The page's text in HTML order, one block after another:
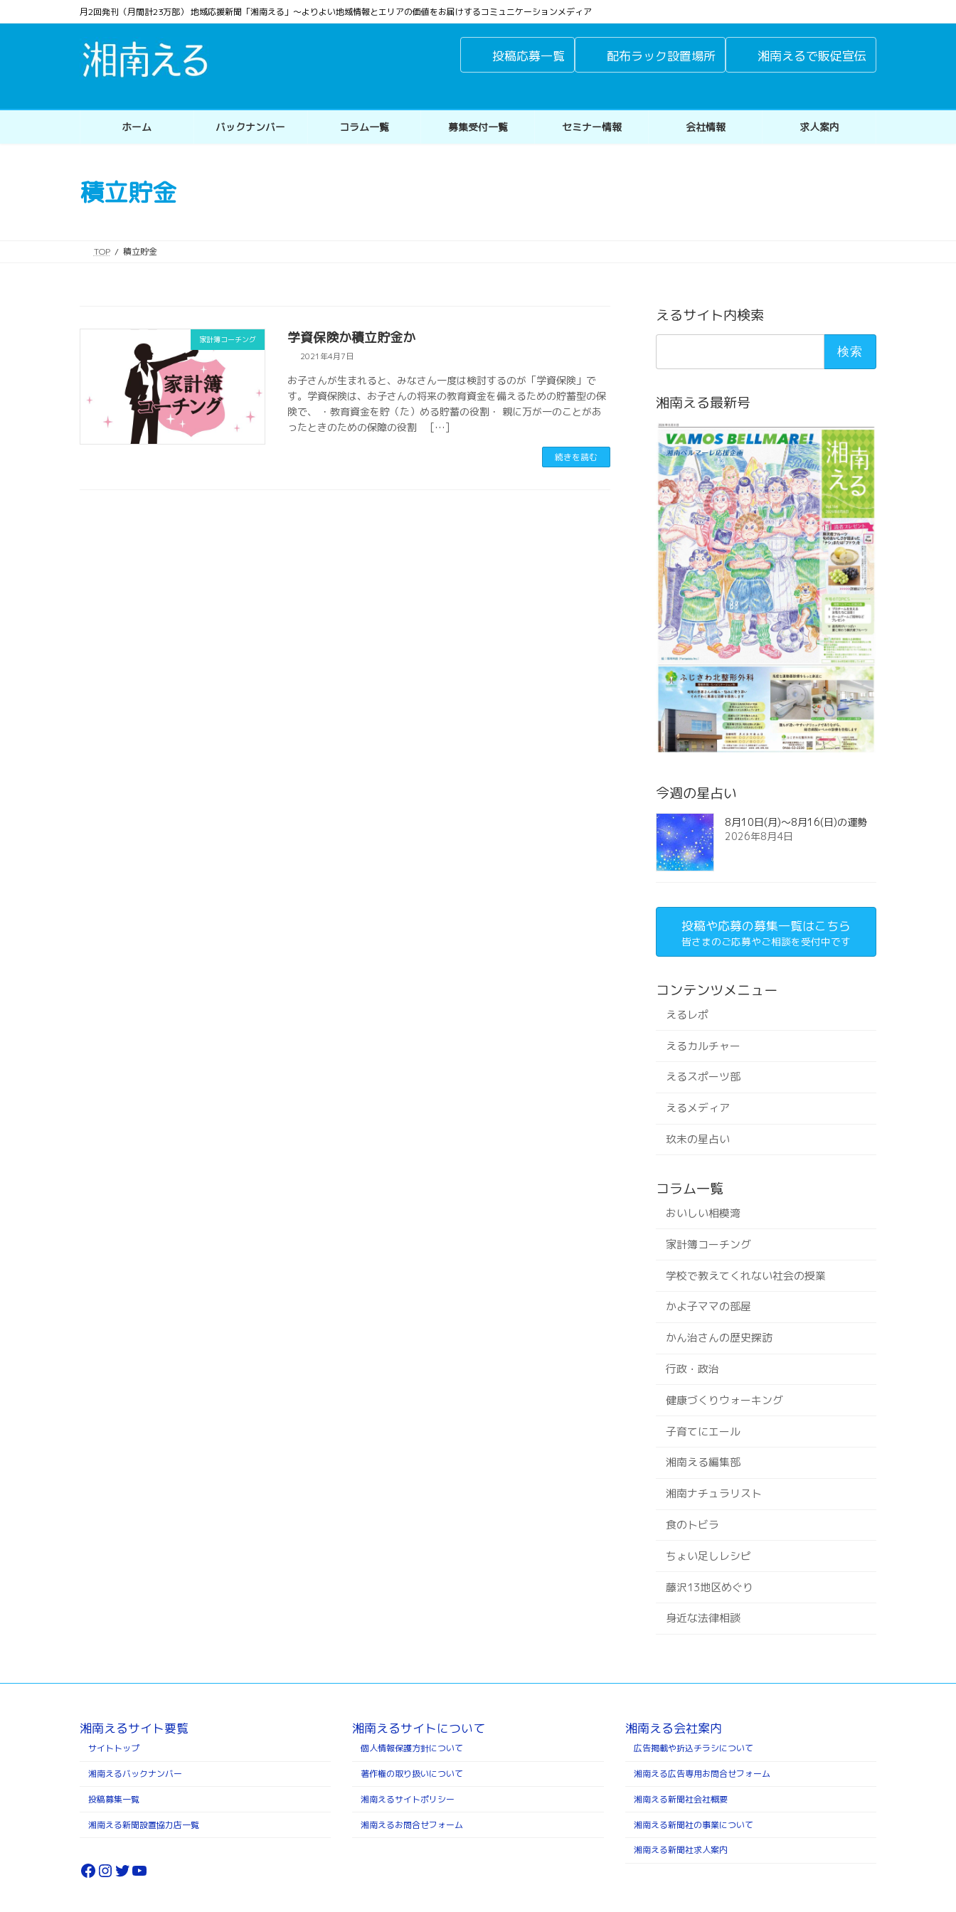
ン
ス
ビ
ン
月2回発刊（月間計23万部） 地域応援新聞「湘南える」〜よりよい地域情報とエリアの価値をお届けするコミュニケーションメディア
投稿応募一覧 配布ラック設置場所 湘南えるで販促宣伝
ホーム バックナンバー コラム一覧 募集受付一覧 セミナー情報 会社情報 求人案内
積立貯金
TOP 積立貯金
家計簿コーチング 学資保険か積立貯金か
2021年4月7日
お子さんが生まれると、みなさん一度は検討するのが「学資保険」で
す。学資保険は、お子さんの将来の教育資金を備えるための貯蓄型の保
険で、 ・教育資金を貯（た）める貯蓄の役割・ 親に万が一のことがあ
ったときのための保障の役割 […]
続きを読む
えるサイト内検索
湘南える最新号
今週の星占い
8月10日(月)～8月16(日)の運勢
2026年8月4日
投稿や応募の募集一覧はこちら
皆さまのご応募やご相談を受付中です
コンテンツメニュー
えるレポ
えるカルチャー
えるスポーツ部
えるメディア
玖未の星占い
コラム一覧
おいしい相模湾
家計簿コーチング
学校で教えてくれない社会の授業
かよ子ママの部屋
かん治さんの歴史探訪
行政・政治
健康づくりウォーキング
子育てにエール
湘南える編集部
湘南ナチュラリスト
食のトビラ
ちょい足しレシピ
藤沢13地区めぐり
身近な法律相談
湘南えるサイト要覧
サイトトップ
湘南えるバックナンバー
投稿募集一覧
湘南える新聞設置協力店一覧
Facebook
Instagram
Twitter
YouTube
湘南えるサイトについて
個人情報保護方針について
著作権の取り扱いについて
湘南えるサイトポリシー
湘南えるお問合せフォーム
湘南える会社案内
広告掲載や折込チラシについて
湘南える広告専用お問合せフォーム
湘南える新聞社会社概要
湘南える新聞社の事業について
湘南える新聞社求人案内